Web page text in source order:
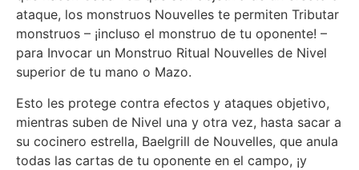
ataque, los monstruos Nouvelles te permiten Tributar
monstruos – ¡incluso el monstruo de tu oponente! –
para Invocar un Monstruo Ritual Nouvelles de Nivel
superior de tu mano o Mazo.
Esto les protege contra efectos y ataques objetivo,
mientras suben de Nivel una y otra vez, hasta sacar a
su cocinero estrella, Baelgrill de Nouvelles, que anula
todas las cartas de tu oponente en el campo, ¡y